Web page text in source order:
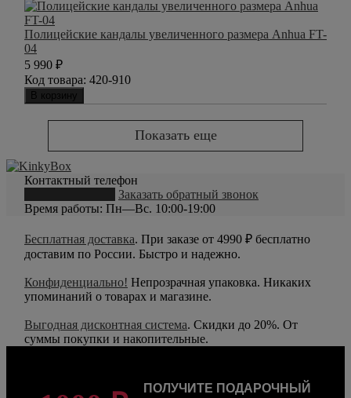
Полицейские кандалы увеличенного размера Anhua FT-
04
5 990 ₽
Код товара: 420-910
В корзину
Показать еще
Контактный телефон
Заказать обратный звонок
Время работы: Пн—Вс. 10:00-19:00
Бесплатная доставка. При заказе от 4990 ₽ бесплатно
доставим по России. Быстро и надежно.
Конфиденциально! Непрозрачная упаковка. Никаких
упоминаний о товарах и магазине.
Выгодная дисконтная система. Скидки до 20%. От
суммы покупки и накопительные.
ПОЛУЧИТЕ ПОДАРОЧНЫЙ